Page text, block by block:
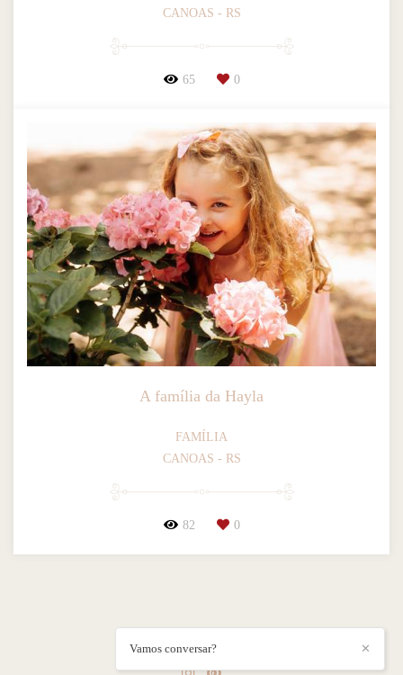
CANOAS - RS
65 0
A família da Hayla
FAMÍLIA
CANOAS - RS
82 0
CAMILA ♡ CONTATO
✕
Vamos conversar?